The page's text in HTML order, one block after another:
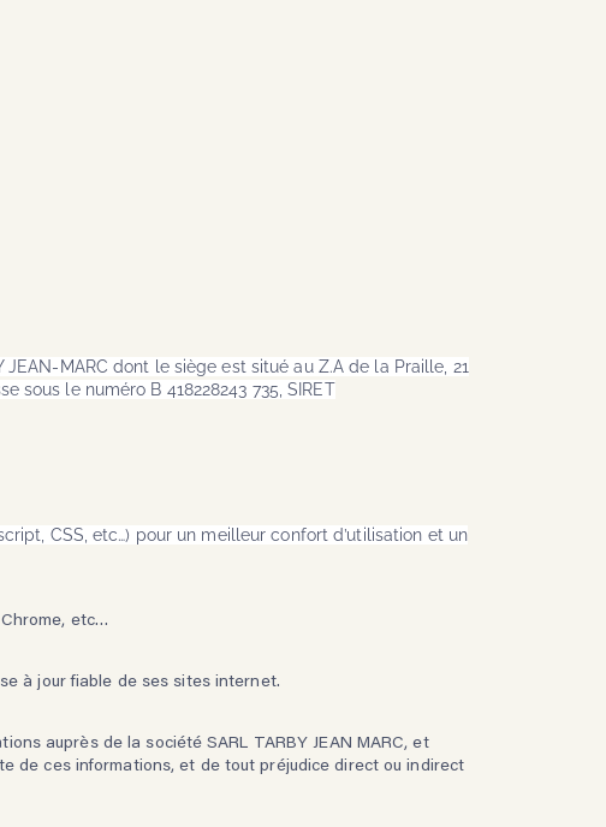
MARC dont le siège est situé au Z.A de la Praille, 21
sous le numéro B 418228243 735 , SIRET
CSS, etc…) pour un meilleur confort d’utilisation et un
etc…
à jour fiable de ses sites internet.
auprès de la société SARL TARBY JEAN MARC, et
de ces informations, et de tout préjudice direct ou indirect